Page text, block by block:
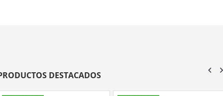
DESTACADOS